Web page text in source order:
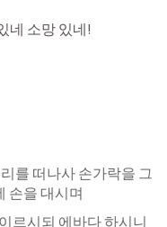
네 소망 있네!
를 떠나사 손가락을 그
손을 대시며
르시되 에바다 하시니